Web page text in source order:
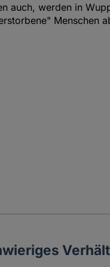
auch, werden in
Menschen